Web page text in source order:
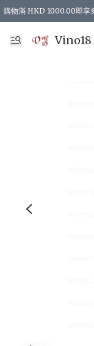
購物滿 HKD 1000.00即享